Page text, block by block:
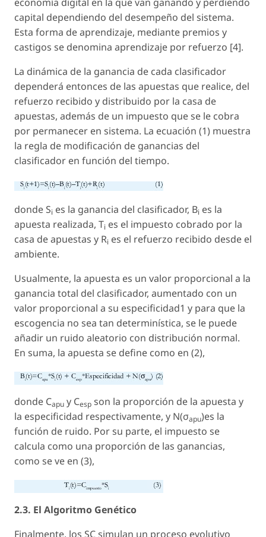
capital dependiendo del desempeño del sistema.
Esta forma de aprendizaje, mediante premios y
castigos se denomina aprendizaje por refuerzo [4].
La dinámica de la ganancia de cada clasificador
dependerá entonces de las apuestas que realice, del
refuerzo recibido y distribuido por la casa de
apuestas, además de un impuesto que se le cobra
por permanecer en sistema. La ecuación (1) muestra
la regla de modificación de ganancias del
clasificador en función del tiempo.
donde Si es la ganancia del clasificador, Bi es la
apuesta realizada, Ti es el impuesto cobrado por la
casa de apuestas y Ri es el refuerzo recibido desde el
ambiente.
Usualmente, la apuesta es un valor proporcional a la
ganancia total del clasificador, aumentado con un
valor proporcional a su especificidad1 y para que la
escogencia no sea tan determinística, se le puede
añadir un ruido aleatorio con distribución normal.
En suma, la apuesta se define como en (2),
donde Capu y Cesp son la proporción de la apuesta y
la especificidad respectivamente, y N(σapu)es la
función de ruido. Por su parte, el impuesto se
calcula como una proporción de las ganancias,
como se ve en (3),
2.3. El Algoritmo Genético
Finalmente, los SC simulan un proceso evolutivo